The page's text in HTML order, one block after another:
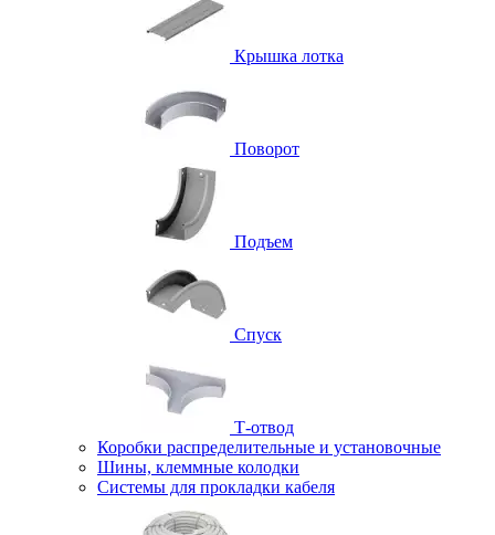
Крышка лотка
Поворот
Подъем
Спуск
Т-отвод
Коробки распределительные и установочные
Шины, клеммные колодки
Системы для прокладки кабеля